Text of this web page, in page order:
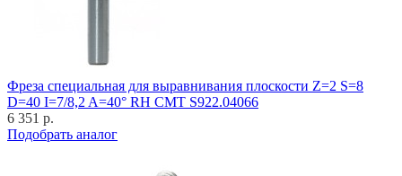
Фреза специальная для выравнивания плоскости Z=2 S=8
D=40 I=7/8,2 A=40° RH CMT S922.04066
6 351 р.
Подобрать аналог